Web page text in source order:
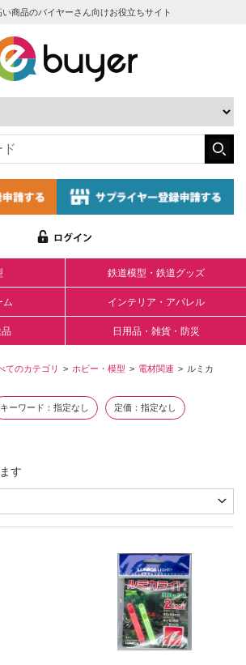
商品のバイヤーさん向けお役立ちサイト
鉄道模型・鉄道グッズ
ム インテリア・アパレル
品 日用品・雑貨・防災
てのカテゴリ ホビー・模型 電材関連 ルミカ
キーワード 指定なし 定価 指定なし
す